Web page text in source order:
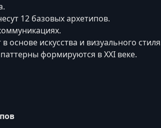
12 базовых архетипов.
основе искусства и визуального
формируются в XXI веке.